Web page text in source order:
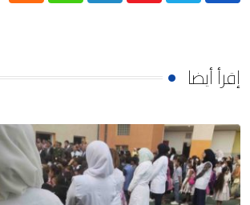
إقرأ أيضا